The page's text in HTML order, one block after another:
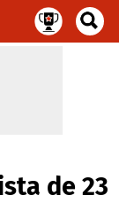
de 23